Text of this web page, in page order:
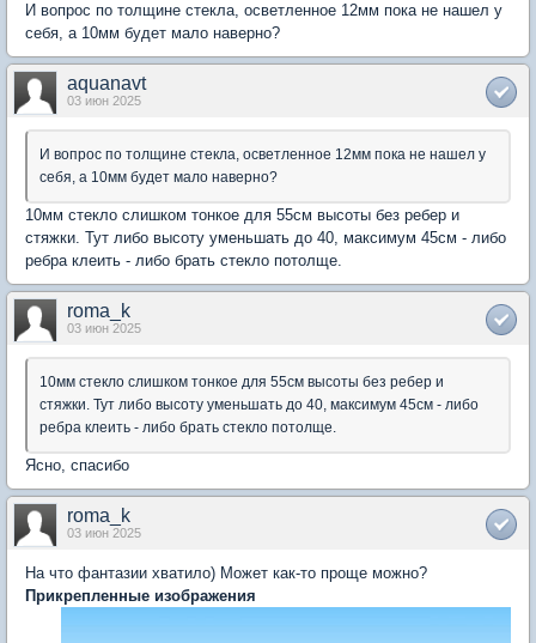
И вопрос по толщине стекла, осветленное 12мм пока не нашел у
себя, а 10мм будет мало наверно?
aquanavt
03 июн 2025
И вопрос по толщине стекла, осветленное 12мм пока не нашел у
себя, а 10мм будет мало наверно?
10мм стекло слишком тонкое для 55см высоты без ребер и
стяжки. Тут либо высоту уменьшать до 40, максимум 45см - либо
ребра клеить - либо брать стекло потолще.
roma_k
03 июн 2025
10мм стекло слишком тонкое для 55см высоты без ребер и
стяжки. Тут либо высоту уменьшать до 40, максимум 45см - либо
ребра клеить - либо брать стекло потолще.
Ясно, спасибо
roma_k
03 июн 2025
На что фантазии хватило) Может как-то проще можно?
Прикрепленные изображения